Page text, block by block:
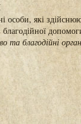
особи, які
благодійної
та благодійні